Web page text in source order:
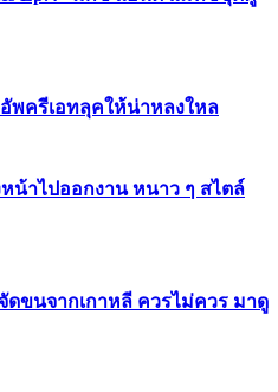
อัพครีเอทลุคให้น่าหลงใหล
หน้าไปออกงาน หนาว ๆ สไตล์
ดขนจากเกาหลี ควรไม่ควร มาดู